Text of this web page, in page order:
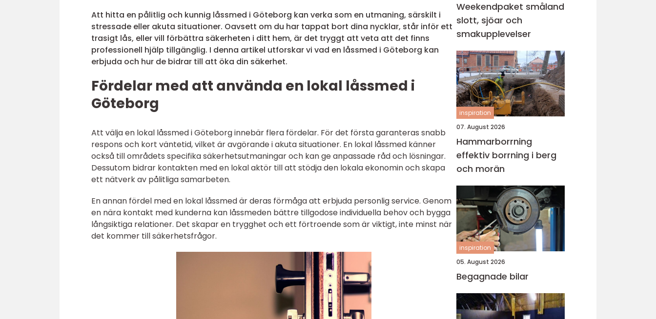
Att hitta en pålitlig och kunnig låssmed i Göteborg kan verka som en utmaning, särskilt i
stressade eller akuta situationer. Oavsett om du har tappat bort dina nycklar, står inför ett
trasigt lås, eller vill förbättra säkerheten i ditt hem, är det tryggt att veta att det finns
professionell hjälp tillgänglig. I denna artikel utforskar vi vad en låssmed i Göteborg kan
erbjuda och hur de bidrar till att öka din säkerhet.
Fördelar med att använda en lokal låssmed i
Göteborg
Att välja en lokal låssmed i Göteborg innebär flera fördelar. För det första garanteras snabb
respons och kort väntetid, vilket är avgörande i akuta situationer. En lokal låssmed känner
också till områdets specifika säkerhetsutmaningar och kan ge anpassade råd och lösningar.
Dessutom bidrar kontakten med en lokal aktör till att stödja den lokala ekonomin och skapa
ett nätverk av pålitliga samarbeten.
En annan fördel med en lokal låssmed är deras förmåga att erbjuda personlig service. Genom
en nära kontakt med kunderna kan låssmeden bättre tillgodose individuella behov och bygga
långsiktiga relationer. Det skapar en trygghet och ett förtroende som är viktigt, inte minst när
det kommer till säkerhetsfrågor.
Weekendpaket småland
slott, sjöar och
smakupplevelser
inspiration
07. August 2026
Hammarborrning
effektiv borrning i berg
och morän
inspiration
05. August 2026
Begagnade bilar